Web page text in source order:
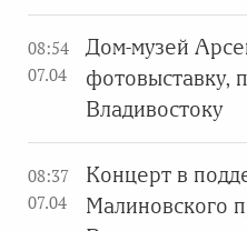
08:54
07.04
Дом-музей
фотовыставку,
Владивостоку
08:37
07.04
Концерт в
Малиновского